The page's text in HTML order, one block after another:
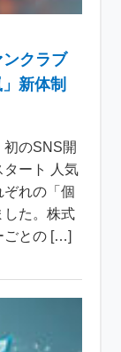
クラブ
新体制
のSNS開
タート 人気
ぞれの「個
した。株式
ごとの […]